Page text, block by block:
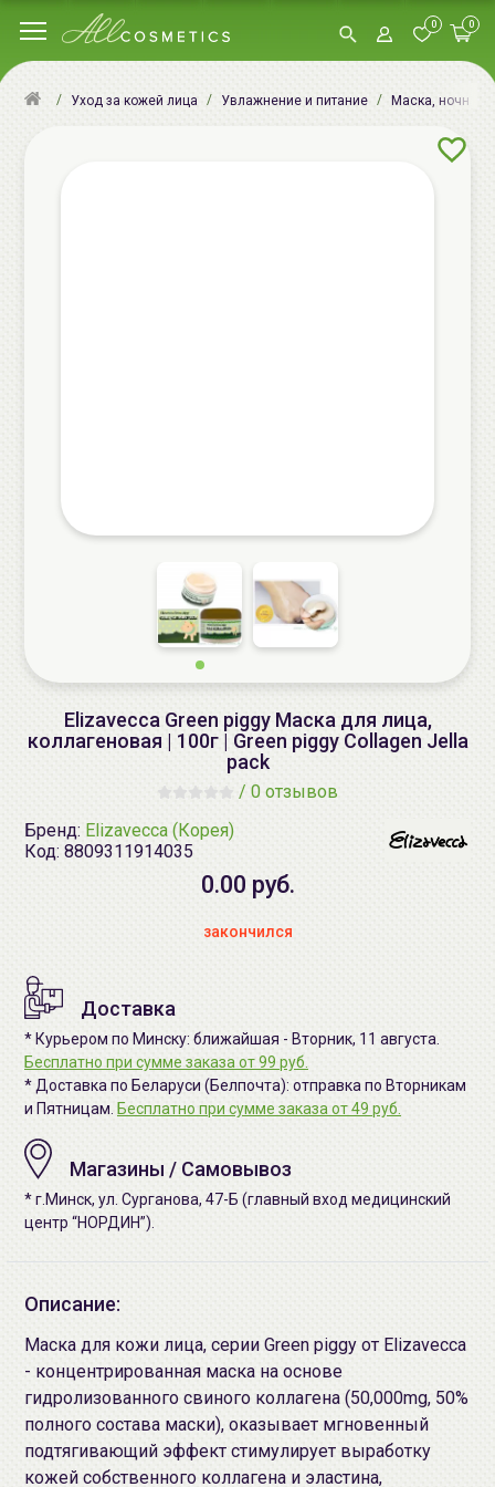
0 0
Уход за кожей лица Увлажнение и питание Маска, ночная
Elizavecca Green piggy Маска для лица,
коллагеновая | 100г | Green piggy Collagen Jella
pack
/ 0 отзывов
Бренд: Elizavecca (Корея)
Код: 8809311914035
0.00 руб.
закончился
Доставка
* Курьером по Минску: ближайшая - Вторник, 11 августа.
Бесплатно при сумме заказа от 99 руб.
* Доставка по Беларуси (Белпочта): отправка по Вторникам
и Пятницам. Бесплатно при сумме заказа от 49 руб.
Магазины / Самовывоз
* г.Минск, ул. Сурганова, 47-Б (главный вход медицинский
центр “НОРДИН”).
Описание:
Маска для кожи лица, серии Green piggy от Elizavecca
- концентрированная маска на основе
гидролизованного свиного коллагена (50,000mg, 50%
полного состава маски), оказывает мгновенный
подтягивающий эффект стимулирует выработку
кожей собственного коллагена и эластина,